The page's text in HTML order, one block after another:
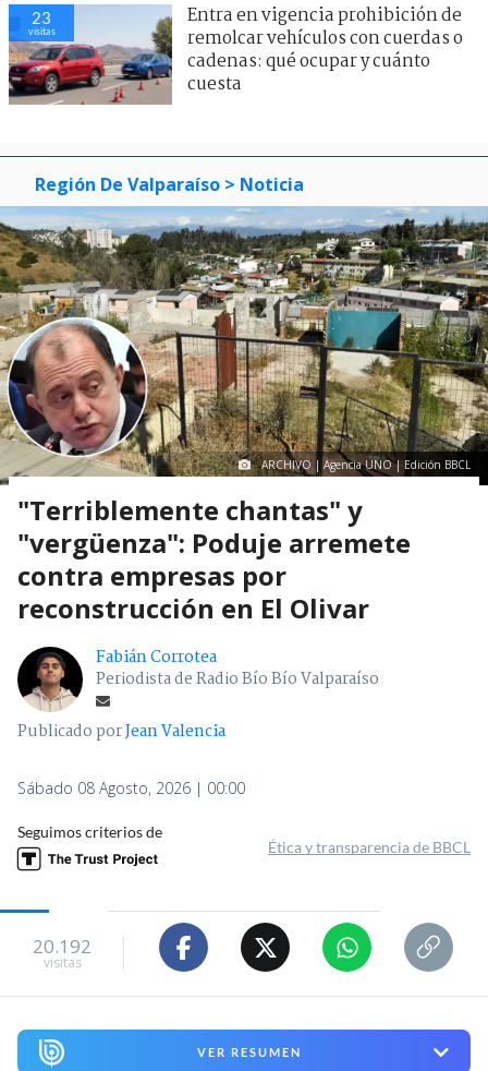
14
visitas
"No les tengo miedo": Fran
García-Huidobro manda recado a
dúo de ’La Cofradía’ tras brutal
crítica
Región De Valparaíso > Noticia
ARCHIVO | Agencia UNO | Edición BBCL
"Terriblemente chantas" y
"vergüenza": Poduje arremete
contra empresas por
reconstrucción en El Olivar
Fabián Corrotea
Periodista de Radio Bío Bío Valparaíso
Publicado porJean Valencia
Sábado 08 Agosto, 2026 | 00:00
Seguimos criterios de
Ética y transparencia de BBCL
20.192
visitas
VER RESUMEN